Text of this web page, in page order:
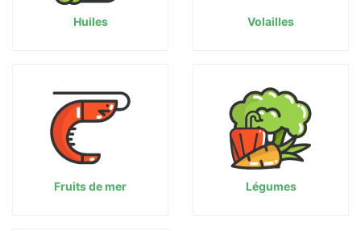
Huiles Volailles
Fruits de mer Légumes